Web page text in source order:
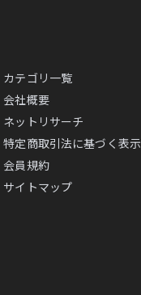
カテゴリ一覧
会社概要
ネットリサーチ
特定商取引法に基づく表示
会員規約
サイトマップ